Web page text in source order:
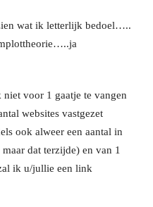
wat ik letterlijk bedoel…..
voor 1 gaatje te vangen
websites vastgezet
ook alweer een aantal in
dat terzijde) en van 1
ik u/jullie een link